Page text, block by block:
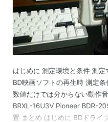
はじめに 測定環境と条件 測
BD映画ソフトの再生時 測定
数値だけでは分からない動作
BRXL-16U3V Pioneer BDR-
置 まとめ はじめに BDドライ